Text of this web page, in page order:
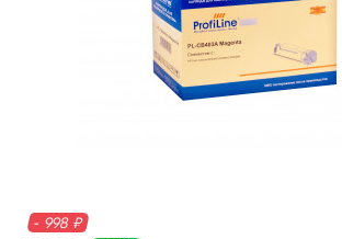
- 998 ₽